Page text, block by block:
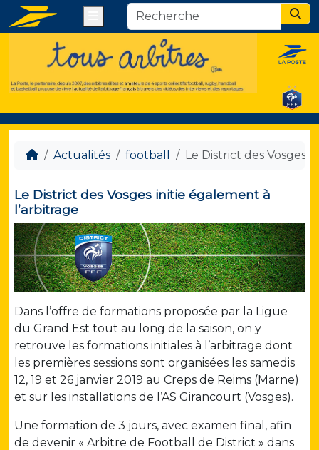
Actualités football Le District des Vosges
Le District des Vosges initie également à
l’arbitrage
Dans l’offre de formations proposée par la Ligue
du Grand Est tout au long de la saison, on y
retrouve les formations initiales à l’arbitrage dont
les premières sessions sont organisées les samedis
12, 19 et 26 janvier 2019 au Creps de Reims (Marne)
et sur les installations de l’AS Girancourt (Vosges).
Une formation de 3 jours, avec examen final, afin
de devenir « Arbitre de Football de District » dans